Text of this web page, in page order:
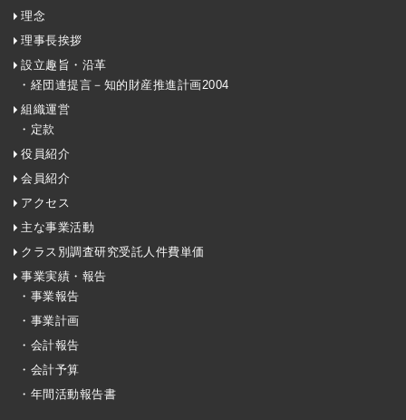
理念
理事長挨拶
設立趣旨・沿革
・経団連提言－知的財産推進計画2004
組織運営
・定款
役員紹介
会員紹介
アクセス
主な事業活動
クラス別調査研究受託人件費単価
事業実績・報告
・事業報告
・事業計画
・会計報告
・会計予算
・年間活動報告書